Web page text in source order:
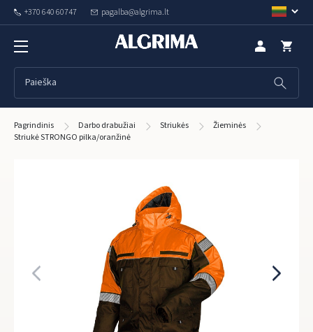
+370 640 60747 pagalba@algrima.lt
Pagrindinis Darbo drabužiai Striukės
Žieminės
Striukė STRONGO pilka/oranžinė